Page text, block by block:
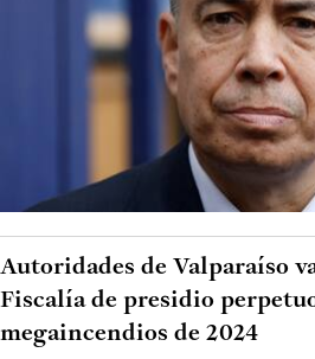
Autoridades de Valparaíso
Fiscalía de presidio
megaincendios de 2024